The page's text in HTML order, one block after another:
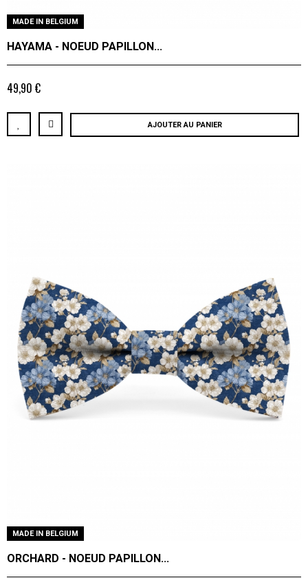
MADE IN BELGIUM
HAYAMA - NOEUD PAPILLON...
49,90 €
AJOUTER AU PANIER
MADE IN BELGIUM
ORCHARD - NOEUD PAPILLON...